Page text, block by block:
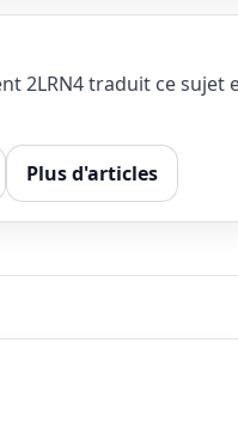
2LRN4 traduit ce sujet
Plus d'articles